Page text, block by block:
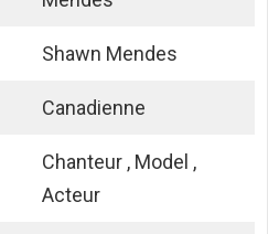
Shawn Mendes
Canadienne
Chanteur , Model ,
Acteur